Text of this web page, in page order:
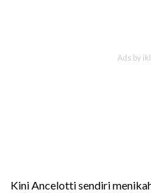
Kini Ancelotti sendiri